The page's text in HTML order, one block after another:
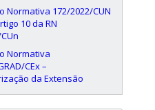
Normativa 172/2022/CUN
10 da RN
Normativa
CEx –
da Extensão